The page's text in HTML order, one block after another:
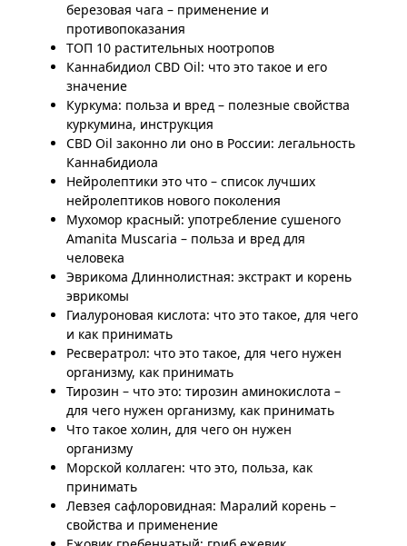
березовая чага – применение и
противопоказания
ТОП 10 растительных ноотропов
Каннабидиол CBD Oil: что это такое и его
значение
Куркума: польза и вред – полезные свойства
куркумина, инструкция
CBD Oil законно ли оно в России: легальность
Каннабидиола
Нейролептики это что – список лучших
нейролептиков нового поколения
Мухомор красный: употребление сушеного
Amanita Muscaria – польза и вред для
человека
Эврикома Длиннолистная: экстракт и корень
эврикомы
Гиалуроновая кислота: что это такое, для чего
и как принимать
Ресвератрол: что это такое, для чего нужен
организму, как принимать
Тирозин – что это: тирозин аминокислота –
для чего нужен организму, как принимать
Что такое холин, для чего он нужен
организму
Морской коллаген: что это, польза, как
принимать
Левзея сафлоровидная: Маралий корень –
свойства и применение